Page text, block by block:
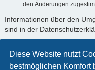
Diese Website nutzt
bestmöglichen Komfort
den Änderungen
Informationen über den
sind in der